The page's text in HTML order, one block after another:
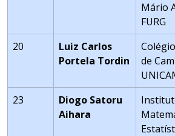
Mário
FURG
20
Luiz Carlos
Portela Tordin
de
23
Diogo Satoru
Aihara